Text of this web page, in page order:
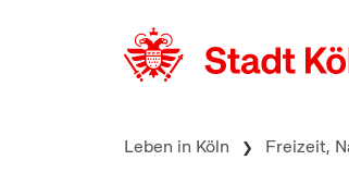
Leben in Köln Freizeit,